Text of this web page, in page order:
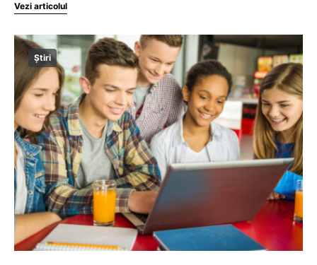
Vezi articolul
Știri